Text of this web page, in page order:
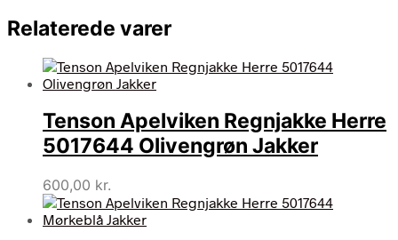
Relaterede varer
Tenson Apelviken Regnjakke Herre
5017644 Olivengrøn Jakker
600,00 kr.